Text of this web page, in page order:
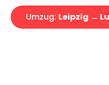
Umzug: Leipzig →